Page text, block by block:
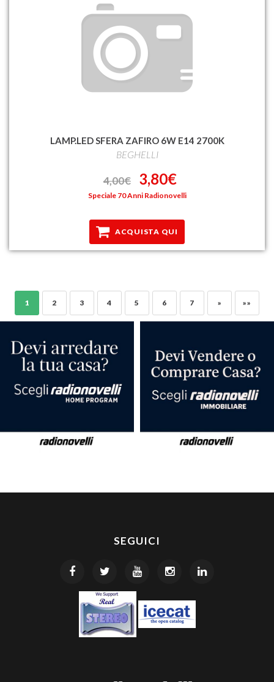
LAMP.LED SFERA ZAFIRO 6W E14 2700K
BEGHELLI
4,00€ 3,80€
Speciale 70 Anni Radionovelli
ACQUISTA QUI
1 2 3 4 5 6 7 » »»
SEGUICI